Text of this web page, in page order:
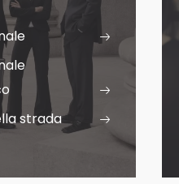
strada